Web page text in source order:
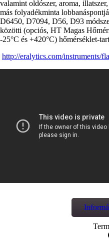
valamint oldószer, aroma,
más folyadékminta
D6450, D7094, D56, D93
közötti (opciós, HT Magas
-25°C és +420°C) hőmérséklet-
http://eralytics.com/instruments/